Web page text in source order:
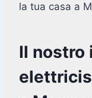
la tua casa a
Il nostro